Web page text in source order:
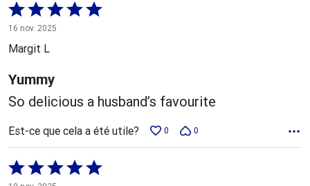
Coté
5 sur
5
16 nov. 2025
Margit L
Yummy
So delicious a husband’s favourite
Est-ce que cela a été utile? 0 0
Coté